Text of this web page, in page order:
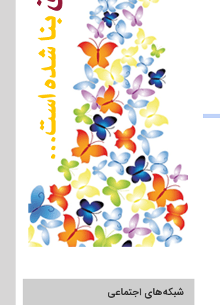
شبکه‌های اجتماعی